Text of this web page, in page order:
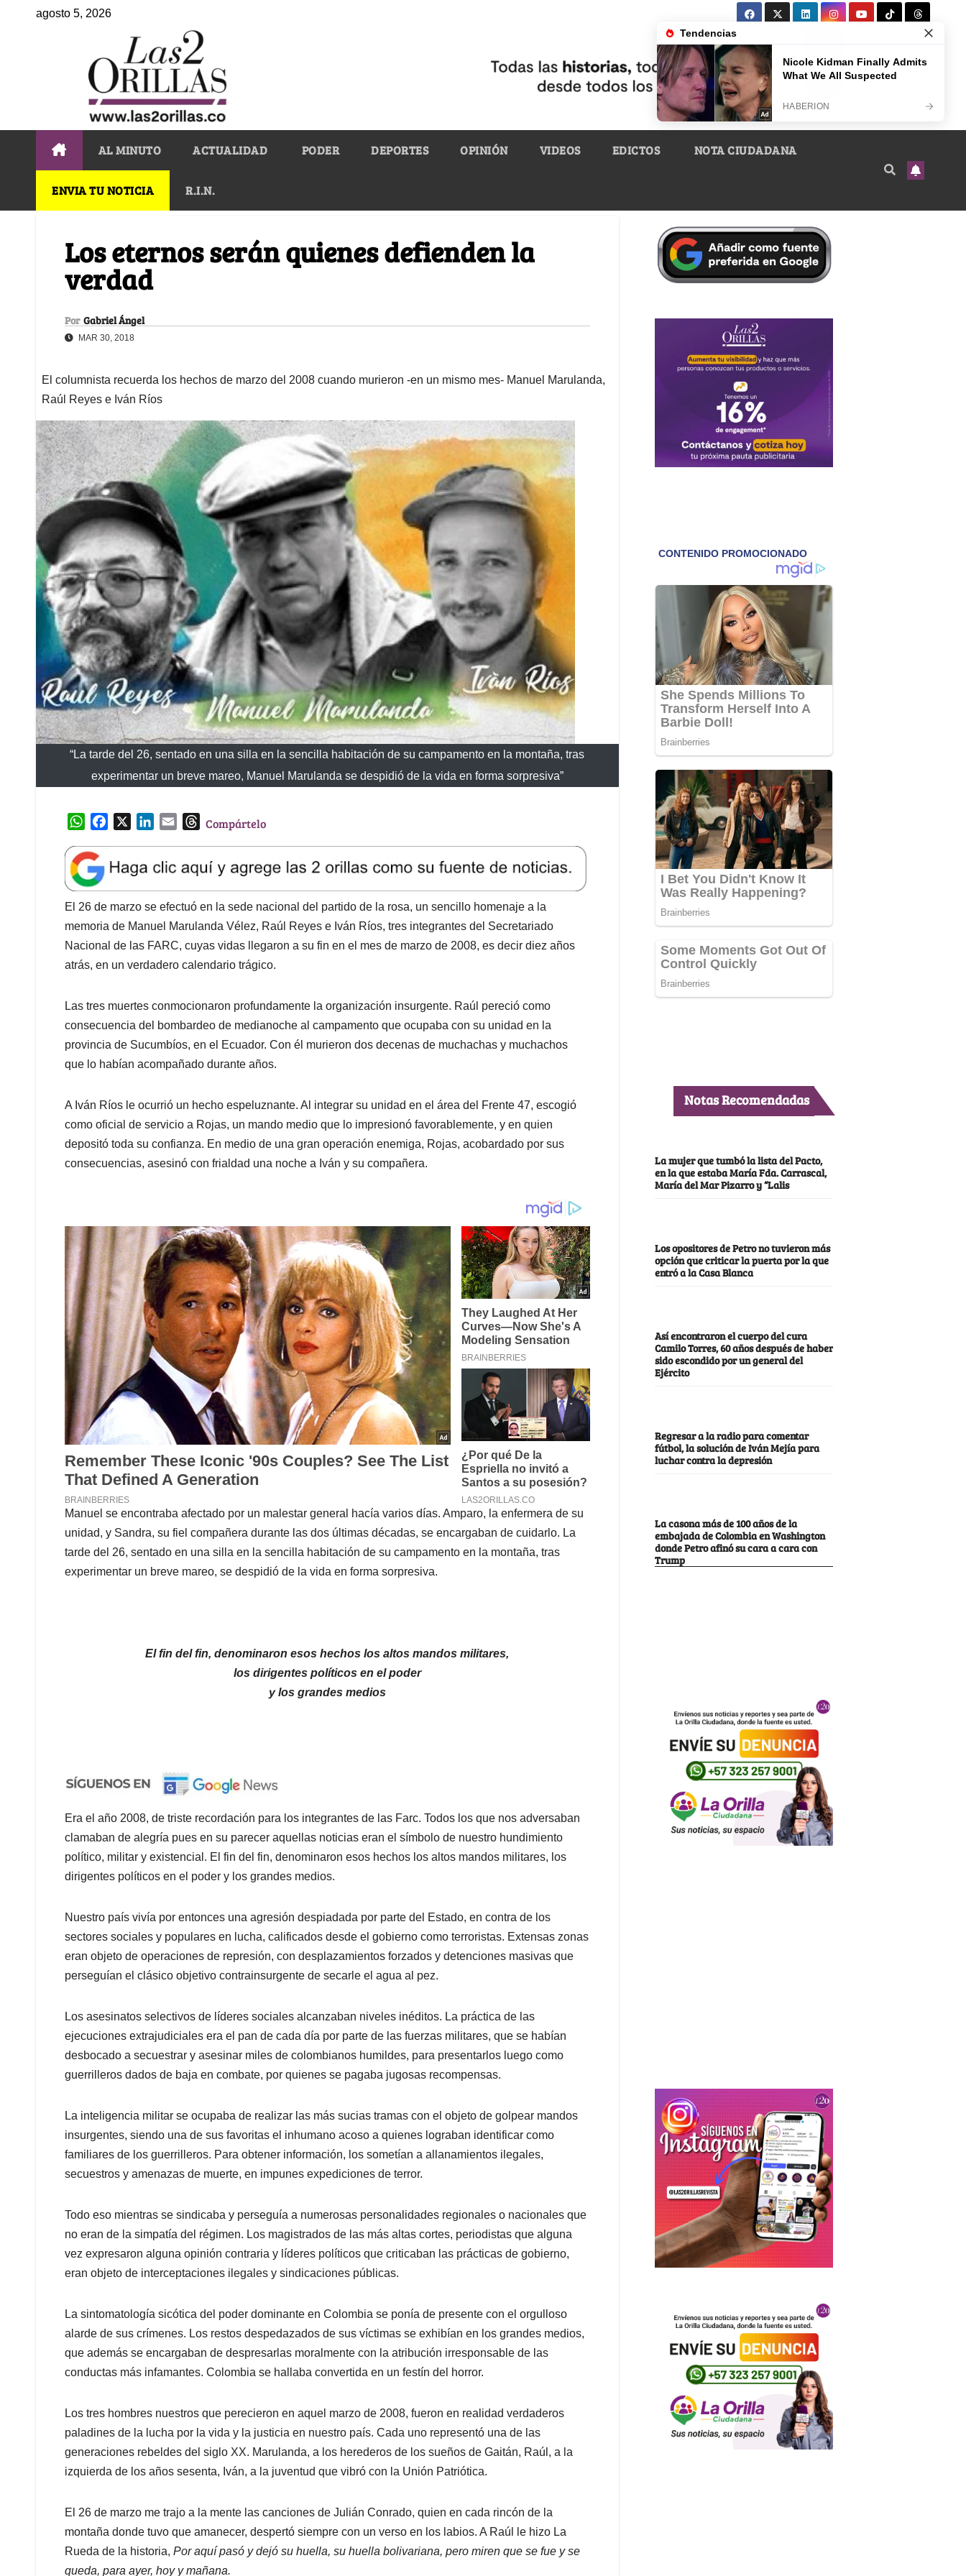
agosto 5, 2026
AL MINUTO ACTUALIDAD PODER DEPORTES OPINIÓN VIDEOS EDICTOS NOTA CIUDADANA
ENVIA TU NOTICIA R.I.N.
Los eternos serán quienes defienden la
verdad
Por Gabriel Ángel
MAR 30, 2018
El columnista recuerda los hechos de marzo del 2008 cuando murieron -en un mismo mes- Manuel Marulanda,
Raúl Reyes e Iván Ríos
“La tarde del 26, sentado en una silla en la sencilla habitación de su campamento en la montaña, tras
experimentar un breve mareo, Manuel Marulanda se despidió de la vida en forma sorpresiva”
W
a
t
s
A
p
p
e
b
o
o
k
k
e
d
I
n
l
T
e
a
d
s
Compártelo
El 26 de marzo se efectuó en la sede nacional del partido de la rosa, un sencillo homenaje a la
memoria de Manuel Marulanda Vélez, Raúl Reyes e Iván Ríos, tres integrantes del Secretariado
Nacional de las FARC, cuyas vidas llegaron a su fin en el mes de marzo de 2008, es decir diez años
atrás, en un verdadero calendario trágico.
Las tres muertes conmocionaron profundamente la organización insurgente. Raúl pereció como
consecuencia del bombardeo de medianoche al campamento que ocupaba con su unidad en la
provincia de Sucumbíos, en el Ecuador. Con él murieron dos decenas de muchachas y muchachos
que lo habían acompañado durante años.
A Iván Ríos le ocurrió un hecho espeluznante. Al integrar su unidad en el área del Frente 47, escogió
como oficial de servicio a Rojas, un mando medio que lo impresionó favorablemente, y en quien
depositó toda su confianza. En medio de una gran operación enemiga, Rojas, acobardado por sus
consecuencias, asesinó con frialdad una noche a Iván y su compañera.
Manuel se encontraba afectado por un malestar general hacía varios días. Amparo, la enfermera de su
unidad, y Sandra, su fiel compañera durante las dos últimas décadas, se encargaban de cuidarlo. La
tarde del 26, sentado en una silla en la sencilla habitación de su campamento en la montaña, tras
experimentar un breve mareo, se despidió de la vida en forma sorpresiva.
El fin del fin, denominaron esos hechos los altos mandos militares,
los dirigentes políticos en el poder
y los grandes medios
Era el año 2008, de triste recordación para los integrantes de las Farc. Todos los que nos adversaban
clamaban de alegría pues en su parecer aquellas noticias eran el símbolo de nuestro hundimiento
político, militar y existencial. El fin del fin, denominaron esos hechos los altos mandos militares, los
dirigentes políticos en el poder y los grandes medios.
Nuestro país vivía por entonces una agresión despiadada por parte del Estado, en contra de los
sectores sociales y populares en lucha, calificados desde el gobierno como terroristas. Extensas zonas
eran objeto de operaciones de represión, con desplazamientos forzados y detenciones masivas que
perseguían el clásico objetivo contrainsurgente de secarle el agua al pez.
Los asesinatos selectivos de líderes sociales alcanzaban niveles inéditos. La práctica de las
ejecuciones extrajudiciales era el pan de cada día por parte de las fuerzas militares, que se habían
desbocado a secuestrar y asesinar miles de colombianos humildes, para presentarlos luego como
guerrilleros dados de baja en combate, por quienes se pagaba jugosas recompensas.
La inteligencia militar se ocupaba de realizar las más sucias tramas con el objeto de golpear mandos
insurgentes, siendo una de sus favoritas el inhumano acoso a quienes lograban identificar como
familiares de los guerrilleros. Para obtener información, los sometían a allanamientos ilegales,
secuestros y amenazas de muerte, en impunes expediciones de terror.
Todo eso mientras se sindicaba y perseguía a numerosas personalidades regionales o nacionales que
no eran de la simpatía del régimen. Los magistrados de las más altas cortes, periodistas que alguna
vez expresaron alguna opinión contraria y líderes políticos que criticaban las prácticas de gobierno,
eran objeto de interceptaciones ilegales y sindicaciones públicas.
La sintomatología sicótica del poder dominante en Colombia se ponía de presente con el orgulloso
alarde de sus crímenes. Los restos despedazados de sus víctimas se exhibían en los grandes medios,
que además se encargaban de despresarlas moralmente con la atribución irresponsable de las
conductas más infamantes. Colombia se hallaba convertida en un festín del horror.
Los tres hombres nuestros que perecieron en aquel marzo de 2008, fueron en realidad verdaderos
paladines de la lucha por la vida y la justicia en nuestro país. Cada uno representó una de las
generaciones rebeldes del siglo XX. Marulanda, a los herederos de los sueños de Gaitán, Raúl, a la
izquierda de los años sesenta, Iván, a la juventud que vibró con la Unión Patriótica.
El 26 de marzo me trajo a la mente las canciones de Julián Conrado, quien en cada rincón de la
montaña donde tuvo que amanecer, despertó siempre con un verso en los labios. A Raúl le hizo La
Rueda de la historia, Por aquí pasó y dejó su huella, su huella bolivariana, pero miren que se fue y se
queda, para ayer, hoy y mañana.
Notas Recomendadas
La mujer que tumbó la lista del Pacto,
en la que estaba María Fda. Carrascal,
María del Mar Pizarro y “Lalis
Los opositores de Petro no tuvieron más
opción que criticar la puerta por la que
entró a la Casa Blanca
Así encontraron el cuerpo del cura
Camilo Torres, 60 años después de haber
sido escondido por un general del
Ejército
Regresar a la radio para comentar
fútbol, la solución de Iván Mejía para
luchar contra la depresión
La casona más de 100 años de la
embajada de Colombia en Washington
donde Petro afinó su cara a cara con
Trump